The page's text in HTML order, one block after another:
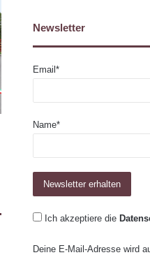
Newsletter
Email*
Name*
Ich akzeptiere die
Deine E-Mail-Adresse wird